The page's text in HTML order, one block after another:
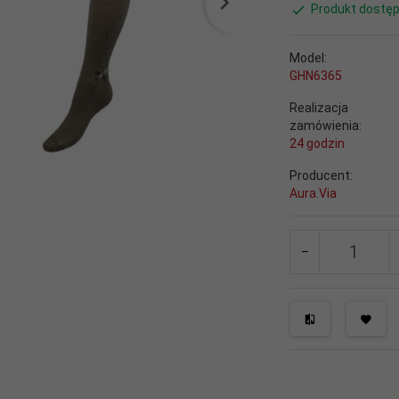
Produkt
Model:
GHN6365
Realizacja
zamówienia:
24 godzin
Producent:
Aura.Via